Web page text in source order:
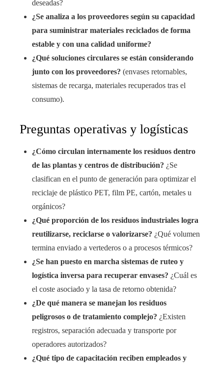
deseadas?
¿Se analiza a los proveedores según su capacidad
para suministrar materiales reciclados de forma
estable y con una calidad uniforme?
¿Qué soluciones circulares se están considerando
junto con los proveedores? (envases retornables,
sistemas de recarga, materiales recuperados tras el
consumo).
Preguntas operativas y logísticas
¿Cómo circulan internamente los residuos dentro
de las plantas y centros de distribución? ¿Se
clasifican en el punto de generación para optimizar el
reciclaje de plástico PET, film PE, cartón, metales u
orgánicos?
¿Qué proporción de los residuos industriales logra
reutilizarse, reciclarse o valorizarse? ¿Qué volumen
termina enviado a vertederos o a procesos térmicos?
¿Se han puesto en marcha sistemas de ruteo y
logística inversa para recuperar envases? ¿Cuál es
el coste asociado y la tasa de retorno obtenida?
¿De qué manera se manejan los residuos
peligrosos o de tratamiento complejo? ¿Existen
registros, separación adecuada y transporte por
operadores autorizados?
¿Qué tipo de capacitación reciben empleados y